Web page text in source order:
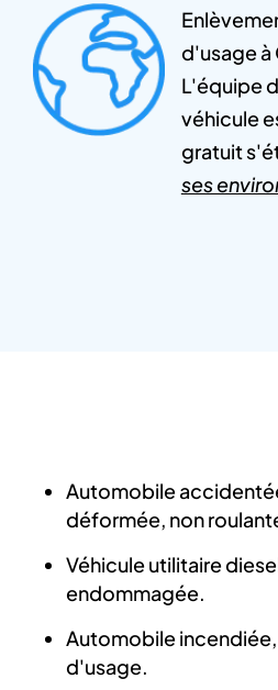
d'usage à
L'équipe
véhicule
gratuit
ses
Automobile
déformée, non
Véhicule utilitaire
endommagée.
Automobile
d'usage.